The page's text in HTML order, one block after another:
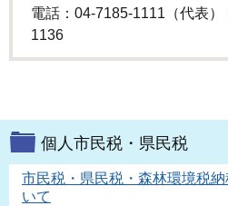
電話：04-7185-1111（代表
1136
個人市民税・県民税
市民税・県民税・森林環境税
いて